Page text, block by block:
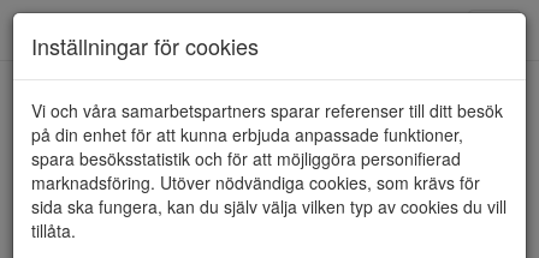
HEM NATURAL SENSE
Inställningar för cookies
Vi och våra samarbetspartners sparar referenser till ditt besök
på din enhet för att kunna erbjuda anpassade funktioner,
spara besöksstatistik och för att möjliggöra personifierad
marknadsföring. Utöver nödvändiga cookies, som krävs för
sida ska fungera, kan du själv välja vilken typ av cookies du vill
tillåta.